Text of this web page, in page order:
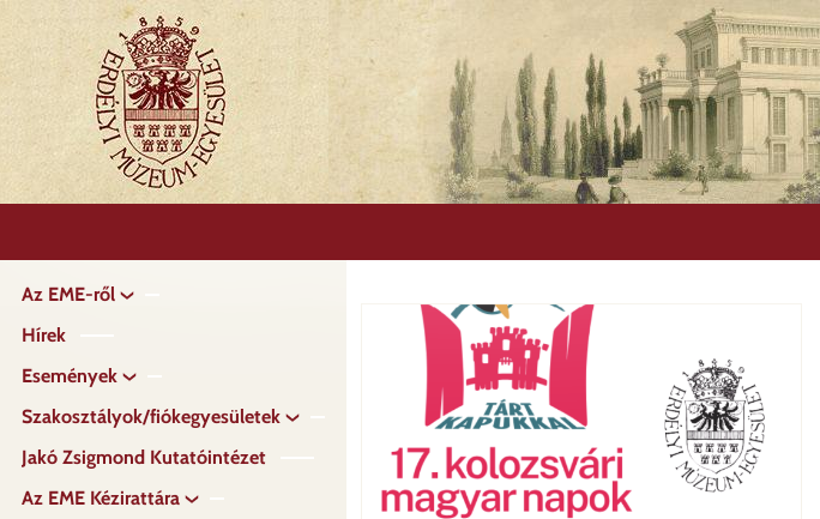
a
tartalomra
Fő
navigáció
Az EME-ről
Hírek
Események
Szakosztályok/fiókegyesületek
Jakó Zsigmond Kutatóintézet
Az EME Kézirattára